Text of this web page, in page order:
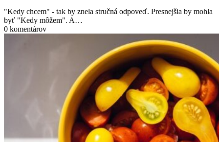
"Kedy chcem" - tak by znela stručná odpoveď. Presnejšia by mohla
byť "Kedy môžem". A…
0 komentárov